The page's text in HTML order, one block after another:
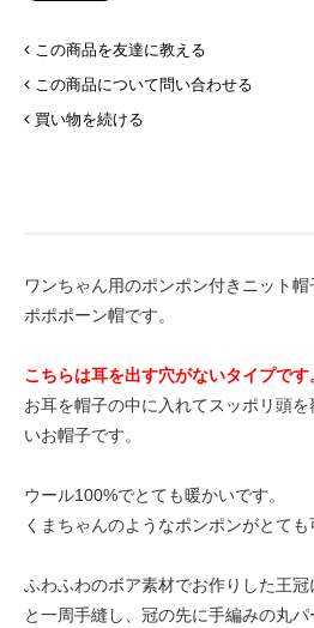
この商品を友達に教える
この商品について問い合わせる
買い物を続ける
ワンちゃん用のポンポン付きニット帽
ポポポーン帽です。
こちらは耳を出す穴がないタイプです
お耳を帽子の中に入れてスッポリ頭
いお帽子です。
ウール100%でとても暖かいです。
くまちゃんのようなポンポンがとても
ふわふわのボア素材でお作りした王
と一周手縫し、冠の先に手編みの丸